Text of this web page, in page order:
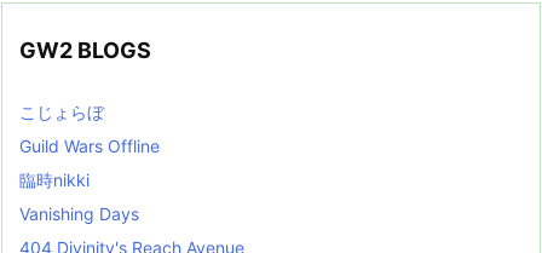
GW2 BLOGS
こじょらぼ
Guild Wars Offline
臨時nikki
Vanishing Days
404 Divinity's Reach Avenue